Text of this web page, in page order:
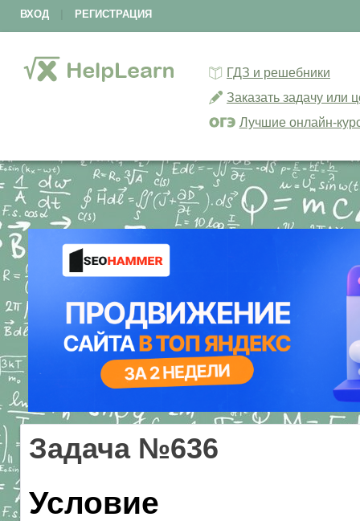
ВХОД РЕГИСТРАЦИЯ
ГДЗ и решебники
Заказать задачу или
Лучшие онлайн-
Задача №636
Условие